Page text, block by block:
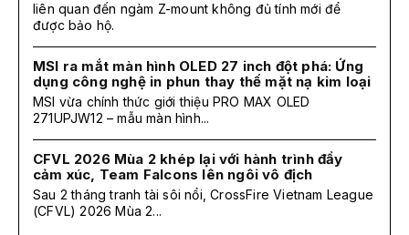
liên quan đến ngàm Z-mount không đủ tính mới để
được bảo hộ.
MSI ra mắt màn hình OLED 27 inch đột phá: Ứng
dụng công nghệ in phun thay thế mặt nạ kim loại
MSI vừa chính thức giới thiệu PRO MAX OLED
271UPJW12 – mẫu màn hình...
CFVL 2026 Mùa 2 khép lại với hành trình đầy
cảm xúc, Team Falcons lên ngôi vô địch
Sau 2 tháng tranh tài sôi nổi, CrossFire Vietnam League
(CFVL) 2026 Mùa 2...